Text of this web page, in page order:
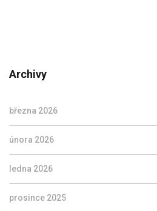
Archivy
března 2026
února 2026
ledna 2026
prosince 2025